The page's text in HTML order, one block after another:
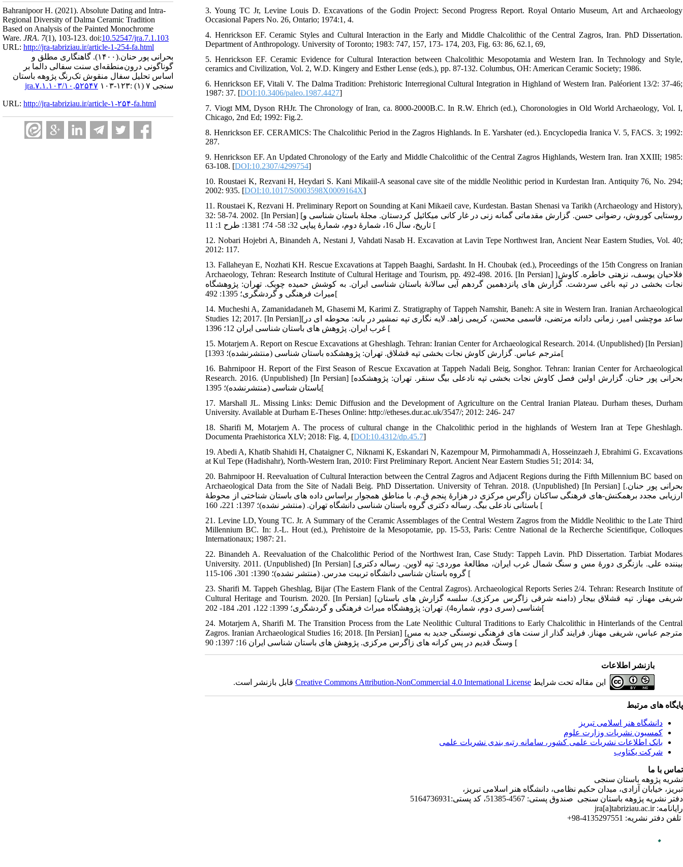
Bahranipoor H. (2021). Absolute Dating and Intra-
Regional Diversity of Dalma Ceramic Tradition
Based on Analysis of the Painted Monochrome
Ware. JRA. 7(1), 103-123. doi:10.52547/jra.7.1.103
URL: http://jra-tabriziau.ir/article-1-254-fa.html
بحرانی پور حنان.(۱۴۰۰).
گاهنگاری مطلق و
گوناگونی درون‌منطقه‌ای سنت سفالی دالما بر
اساس تحلیل سفال منقوش تک‌رنگ پژوهه باستان
سنجی ۷ (۱) :۱۲۳-۱۰۳
۱۰,۵۲۵۴۷/jra.۷.۱.۱۰۳
URL: http://jra-tabriziau.ir/article-۱-۲۵۴-fa.html
3. Young TC Jr, Levine Louis D. Excavations of the Godin Project: Second Progress Report. Royal Ontario Museum, Art and Archaeology
Occasional Papers No. 26, Ontario; 1974:1, 4.
4. Henrickson EF. Ceramic Styles and Cultural Interaction in the Early and Middle Chalcolithic of the Central Zagros, Iran. PhD Dissertation.
Department of Anthropology. University of Toronto; 1983: 747, 157, 173- 174, 203, Fig. 63: 86, 62.1, 69,
5. Henrickson EF. Ceramic Evidence for Cultural Interaction between Chalcolithic Mesopotamia and Western Iran. In Technology and Style,
ceramics and Civilization, Vol. 2, W.D. Kingery and Esther Lense (eds.), pp. 87-132. Columbus, OH: American Ceramic Society; 1986.
6. Henrickson EF, Vitali V. The Dalma Tradition: Prehistoric Interregional Cultural Integration in Highland of Western Iran. Paléorient 13/2: 37-46;
1987: 37. [DOI:10.3406/paleo.1987.4427]
7. Viogt MM, Dyson RHJr. The Chronology of Iran, ca. 8000-2000B.C. In R.W. Ehrich (ed.), Choronologies in Old World Archaeology, Vol. I,
Chicago, 2nd Ed; 1992: Fig.2.
8. Henrickson EF. CERAMICS: The Chalcolithic Period in the Zagros Highlands. In E. Yarshater (ed.). Encyclopedia Iranica V. 5, FACS. 3; 1992:
287.
9. Henrickson EF. An Updated Chronology of the Early and Middle Chalcolithic of the Central Zagros Highlands, Western Iran. Iran XXIII; 1985:
63-108. [DOI:10.2307/4299754]
10. Roustaei K, Rezvani H, Heydari S. Kani Mikaiil-A seasonal cave site of the middle Neolithic period in Kurdestan Iran. Antiquity 76, No. 294;
2002: 935. [DOI:10.1017/S0003598X0009164X]
11. Roustaei K, Rezvani H. Preliminary Report on Sounding at Kani Mikaeil cave, Kurdestan. Bastan Shenasi va Tarikh (Archaeology and History),
32: 58-74. 2002. [In Persian] [روستایی کوروش، رضوانی حسن. گزارش مقدماتی گمانه زنی در غار کانی میکائیل کردستان. مجلۀ باستان شناسی و
تاریخ، سال 16، شمارۀ دوم، شمارۀ پیاپی 32: 58- 74؛ 1381: طرح 1: 11 [
12. Nobari Hojebri A, Binandeh A, Nestani J, Vahdati Nasab H. Excavation at Lavin Tepe Northwest Iran, Ancient Near Eastern Studies, Vol. 40;
2012: 117.
13. Fallaheyan E, Nozhati KH. Rescue Excavations at Tappeh Baaghi, Sardasht. In H. Choubak (ed.), Proceedings of the 15th Congress on Iranian
Archaeology, Tehran: Research Institute of Cultural Heritage and Tourism, pp. 492-498. 2016. [In Persian] ]فلاحیان یوسف، نزهتی خاطره. کاوش
نجات بخشی در تپه باغی سردشت. گزارش های پانزدهمین گردهم آیی سالانۀ باستان شناسی ایران. به کوشش حمیده چوبک. تهران: پژوهشگاه
میراث فرهنگی و گردشگری؛ 1395: 492[
14. Mucheshi A, Zamanidadaneh M, Ghasemi M, Karimi Z. Stratigraphy of Tappeh Namshir, Baneh: A site in Western Iran. Iranian Archaeological
Studies 12; 2017. [In Persian][ساعد موچشی امیر، زمانی دادانه مرتضی، قاسمی محسن، کریمی زاهد. لایه نگاری تپه نمشیر در بانه: محوطه ای در
غرب ایران. پژوهش های باستان شناسی ایران 12؛ 1396 [
15. Motarjem A. Report on Rescue Excavations at Gheshlagh. Tehran: Iranian Center for Archaeological Research. 2014. (Unpublished) [In Persian]
[مترجم عباس. گزارش کاوش نجات بخشی تپه قشلاق. تهران: پژوهشکده باستان شناسی (منتشرنشده)؛ 1393[
16. Bahrnipoor H. Report of the First Season of Rescue Excavation at Tappeh Nadali Beig, Songhor. Tehran: Iranian Center for Archaeological
Research. 2016. (Unpublished) [In Persian] [بحرانی پور حنان. گزارش اولین فصل کاوش نجات بخشی تپه نادعلی بیگ سنقر. تهران: پژوهشکده
باستان شناسی (منتشرنشده)؛ 1395[
17. Marshall JL. Missing Links: Demic Diffusion and the Development of Agriculture on the Central Iranian Plateau. Durham theses, Durham
University. Available at Durham E-Theses Online: http://etheses.dur.ac.uk/3547/; 2012: 246- 247
18. Sharifi M, Motarjem A. The process of cultural change in the Chalcolithic period in the highlands of Western Iran at Tepe Gheshlagh.
Documenta Praehistorica XLV; 2018: Fig. 4, [DOI:10.4312/dp.45.7]
19. Abedi A, Khatib Shahidi H, Chataigner C, Niknami K, Eskandari N, Kazempour M, Pirmohammadi A, Hosseinzaeh J, Ebrahimi G. Excavations
at Kul Tepe (Hadishahr), North-Western Iran, 2010: First Preliminary Report. Ancient Near Eastern Studies 51; 2014: 34,
20. Bahrnipoor H. Reevaluation of Cultural Interaction between the Central Zagros and Adjacent Regions during the Fifth Millennium BC based on
Archaeological Data from the Site of Nadali Beig. PhD Dissertation. University of Tehran. 2018. (Unpublished) [In Persian] [بحرانی پور حنان.
ارزیابی مجدد برهمکنش-های فرهنگی ساکنان زاگرس مرکزی در هزارۀ پنجم ق.م. با مناطق همجوار براساس داده های باستان شناختی از محوطۀ
باستانی نادعلی بیگ. رساله دکتری گروه باستان شناسی دانشگاه تهران. (منتشر نشده)؛ 1397: 221، 160 [
21. Levine LD, Young TC. Jr. A Summary of the Ceramic Assemblages of the Central Western Zagros from the Middle Neolithic to the Late Third
Millennium BC. In: J.-L. Hout (ed.), Prehistoire de la Mesopotamie, pp. 15-53, Paris: Centre National de la Recherche Scientifique, Colloques
Internationaux; 1987: 21.
22. Binandeh A. Reevaluation of the Chalcolithic Period of the Northwest Iran, Case Study: Tappeh Lavin. PhD Dissertation. Tarbiat Modares
University. 2011. (Unpublished) [In Persian] [بیننده علی. بازنگری دورۀ مس و سنگ شمال غرب ایران، مطالعۀ موردی: تپه لاوین. رساله دکتری
گروه باستان شناسی دانشگاه تربیت مدرس. (منتشر نشده)؛ 1390: 301، 106-115 [
23. Sharifi M. Tappeh Gheshlag, Bijar (The Eastern Flank of the Central Zagros). Archaeological Reports Series 2/4. Tehran: Research Institute of
Cultural Heritage and Tourism. 2020. [In Persian] [شریفی مهناز. تپه قشلاق بیجار (دامنه شرقی زاگرس مرکزی). سلسه گزارش های باستان
شناسی (سری دوم، شماره4). تهران: پژوهشگاه میراث فرهنگی و گردشگری؛ 1399: 122، 201، 184- 202[
24. Motarjem A, Sharifi M. The Transition Process from the Late Neolithic Cultural Traditions to Early Chalcolithic in Hinterlands of the Central
Zagros. Iranian Archaeological Studies 16; 2018. [In Persian] [مترجم عباس، شریفی مهناز. فرایند گذار از سنت های فرهنگی نوسنگی جدید به مس
وسنگ قدیم در پس کرانه های زاگرس مرکزی. پژوهش های باستان شناسی ایران 16؛ 1397: 90 [
بازنشر اطلاعات
این مقاله تحت شرایط Creative Commons Attribution-NonCommercial 4.0 International Licenseقابل بازنشر است.
پایگاه های مرتبط
دانشگاه هنر اسلامی تبریز
کمسیون نشریات وزارت علوم
بانک اطلاعات نشریات علمی کشور، سامانه رتبه بندی نشریات علمی
شرکت یکتاوب
تماس با ما
نشریه پژوهه باستان سنجی
تبریز، خیابان آزادی، میدان حکیم نظامی، دانشگاه هنر اسلامی تبریز،
دفتر نشریه پژوهه­ باستان­ سنجی صندوق پستی: 4567-51385، کد پستی:5164736931
رایانامه: jra[a]tabriziau.ac.ir
تلفن دفتر نشریه: 4135297551-98+